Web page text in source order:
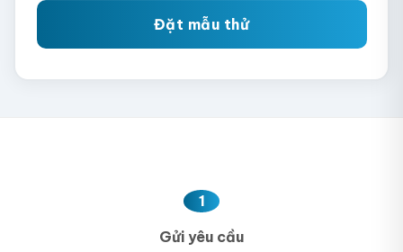
Đặt mẫu thử
1
Gửi yêu cầu